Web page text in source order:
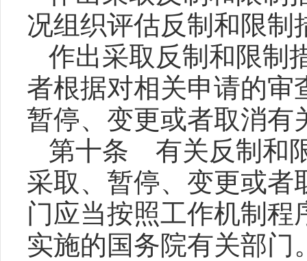
况组织评估反制和限制
作出采取反制和限制
者根据对相关申请的审
暂停、变更或者取消有
第十条 有关反制和
采取、暂停、变更或者
门应当按照工作机制
实施的国务院有关部门